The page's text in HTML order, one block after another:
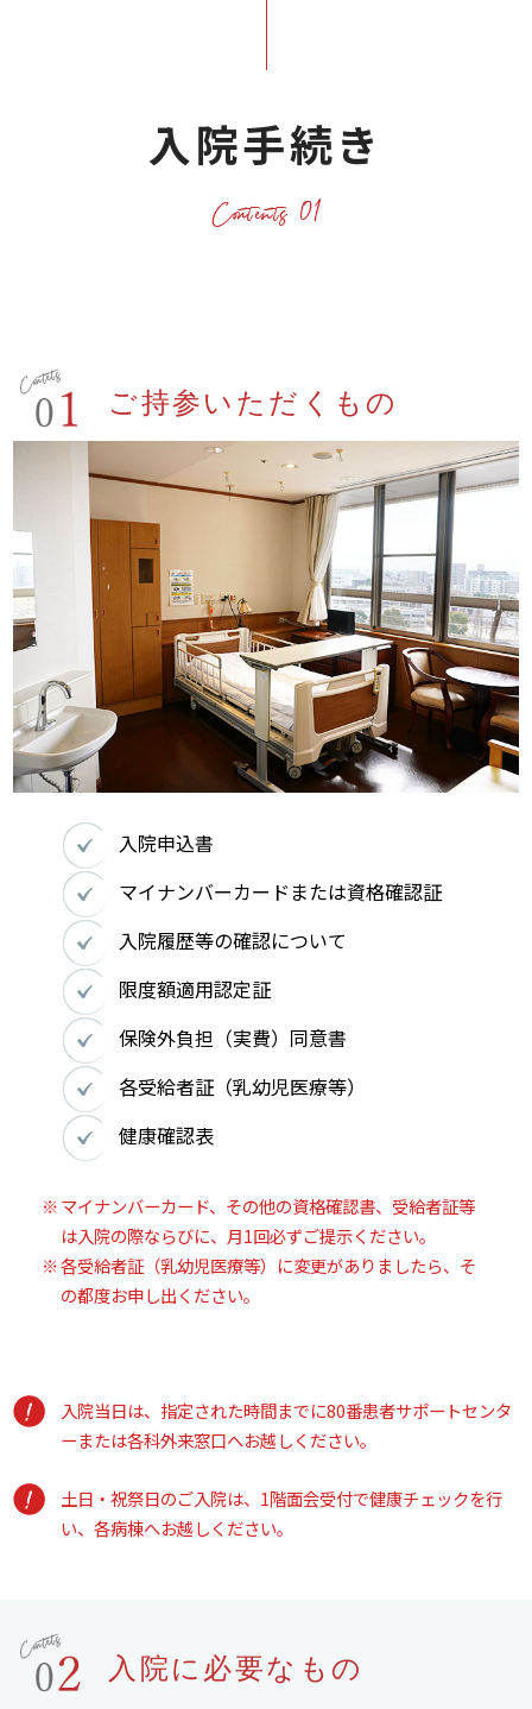
入院手続き
ご持参いただくもの
入院申込書
マイナンバーカードまたは資格確認証
入院履歴等の確認について
限度額適用認定証
保険外負担（実費）同意書
各受給者証（乳幼児医療等）
健康確認表
マイナンバーカード、その他の資格確認書、受給者証等
は入院の際ならびに、月1回必ずご提示ください。
各受給者証（乳幼児医療等）に変更がありましたら、そ
の都度お申し出ください。
入院当日は、指定された時間までに80番患者サポートセンタ
ーまたは各科外来窓口へお越しください。
土日・祝祭日のご入院は、1階面会受付で健康チェックを行
い、各病棟へお越しください。
入院に必要なもの